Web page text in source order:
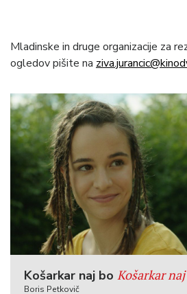
Mladinske in druge organizacije za
ogledov pišite na
Košarkar naj bo Košarkar
Boris Petkovič